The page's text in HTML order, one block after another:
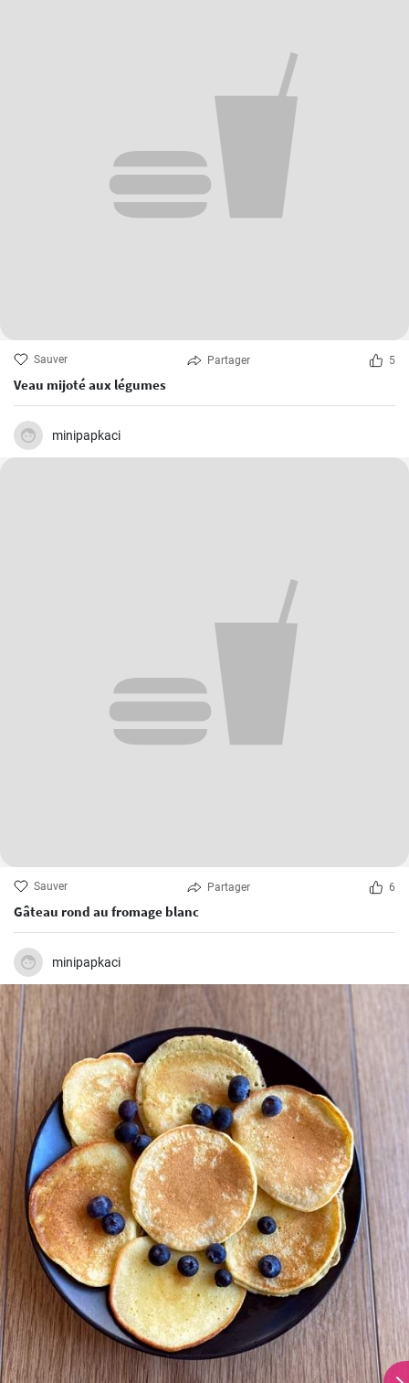
Sauver Partager 5
Veau mijoté aux légumes
minipapkaci
Sauver Partager 6
Gâteau rond au fromage blanc
minipapkaci